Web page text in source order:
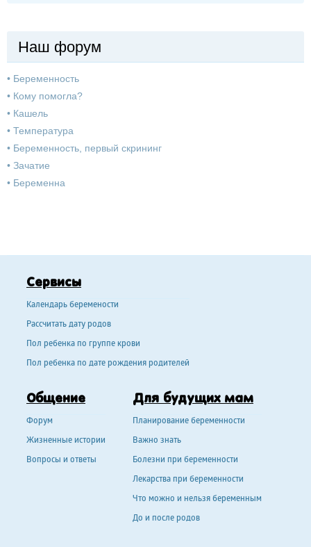
Наш форум
• Беременность
• Кому помогла?
• Кашель
• Температура
• Беременность, первый скрининг
• Зачатие
• Беременна
Сервисы
Календарь беремености
Рассчитать дату родов
Пол ребенка по группе крови
Пол ребенка по дате рождения родителей
Общение
Форум
Жизненные истории
Вопросы и ответы
Для будущих мам
Планирование беременности
Важно знать
Болезни при беременности
Лекарства при беременности
Что можно и нельзя беременным
До и после родов